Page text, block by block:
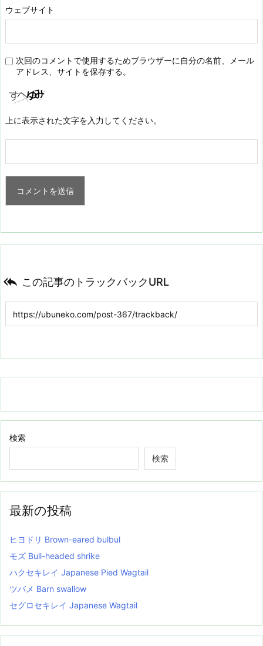
ウェブサイト
次回のコメントで使用するためブラウザーに自分の名前、メール
アドレス、サイトを保存する。
上に表示された文字を入力してください。
 この記事のトラックバックURL
検索
検索
最新の投稿
ヒヨドリ Brown-eared bulbul
モズ Bull-headed shrike
ハクセキレイ Japanese Pied Wagtail
ツバメ Barn swallow
セグロセキレイ Japanese Wagtail